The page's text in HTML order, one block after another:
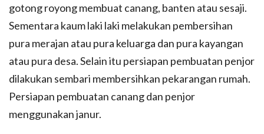
gotong royong membuat canang, banten atau sesaji.
Sementara kaum laki laki melakukan pembersihan
pura merajan atau pura keluarga dan pura kayangan
atau pura desa. Selain itu persiapan pembuatan penjor
dilakukan sembari membersihkan pekarangan rumah.
Persiapan pembuatan canang dan penjor
menggunakan janur.